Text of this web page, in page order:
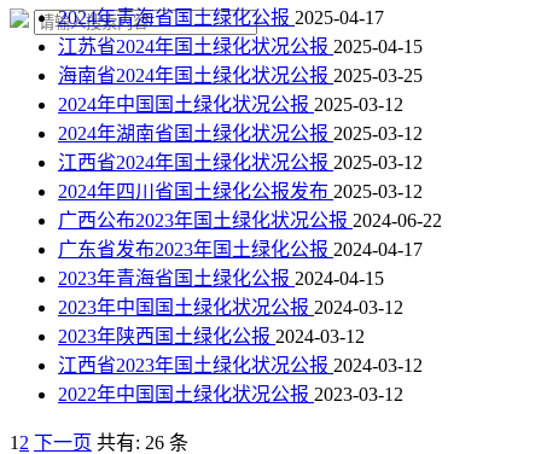
2024年青海省国土绿化公报 2025-04-17
江苏省2024年国土绿化状况公报 2025-04-15
海南省2024年国土绿化状况公报 2025-03-25
2024年中国国土绿化状况公报 2025-03-12
2024年湖南省国土绿化状况公报 2025-03-12
江西省2024年国土绿化状况公报 2025-03-12
2024年四川省国土绿化公报发布 2025-03-12
广西公布2023年国土绿化状况公报 2024-06-22
广东省发布2023年国土绿化公报 2024-04-17
2023年青海省国土绿化公报 2024-04-15
2023年中国国土绿化状况公报 2024-03-12
2023年陕西国土绿化公报 2024-03-12
江西省2023年国土绿化状况公报 2024-03-12
2022年中国国土绿化状况公报 2023-03-12
1 2 下一页 共有: 26 条